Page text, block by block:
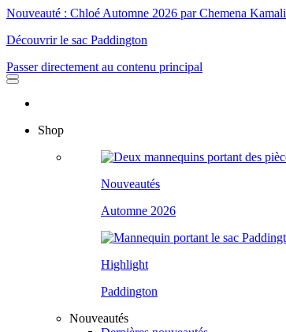
Nouveauté : Chloé Automne 2026 par Chemena Kamali
Découvrir le sac Paddington
Passer directement au contenu principal
Shop
Nouveautés
Automne 2026
Highlight
Paddington
Nouveautés